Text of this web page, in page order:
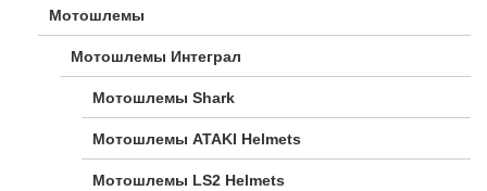
Мотошлемы
Мотошлемы Интеграл
Мотошлемы Shark
Мотошлемы ATAKI Helmets
Мотошлемы LS2 Helmets